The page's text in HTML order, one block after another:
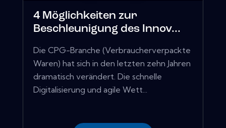
4 Möglichkeiten zur
Beschleunigung des Innov...
Die CPG-Branche (Verbraucherverpackte
Waren) hat sich in den letzten zehn Jahren
dramatisch verändert. Die schnelle
Digitalisierung und agile Wett...